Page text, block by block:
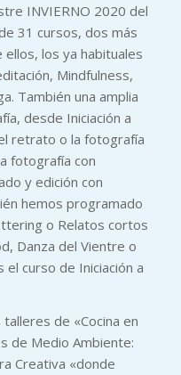
INVIERNO 2020 del
31 cursos, dos más
los ya habituales
Mindfulness,
También una amplia
desde Iniciación a
retrato o la fotografía
fotografía con
y edición con
hemos programado
o Relatos cortos
Danza del Vientre o
el curso de Iniciación a
de «Cocina en
de Medio Ambiente:
Creativa «donde